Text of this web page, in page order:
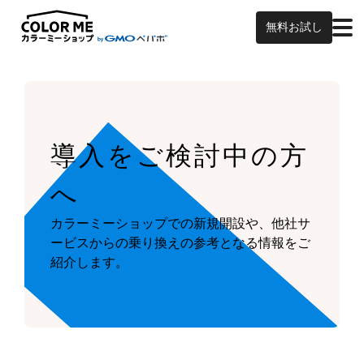
無料お試し
導入をご検討中の方
へ
カラーミーショップでの新規開設や、他社サ
ービスからの乗り換えの参考となる情報をご
紹介します。